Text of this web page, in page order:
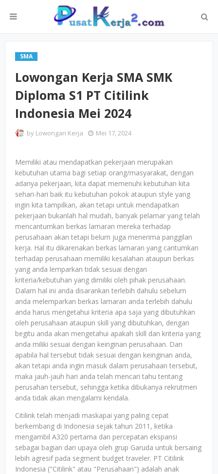
SMA
Lowongan Kerja SMA SMK
Diploma S1 PT Citilink
Indonesia Mei 2024
by Lowongan Kerja Mei 17, 2024
Memiliki atau mendapatkan pekerjaan merupakan
kebutuhan utama bagi setiap orang/masyarakat, dengan
adanya pekerjaan, kita dapat memenuhi kebutuhan kita
sehari-hari baik itu kebutuhan pokok ataupun style yang
ingin kita tampilkan, akan tetapi untuk mendapatkan
pekerjaan bukanlah hal mudah, banyak pelamar yang telah
mencantumkan berkas lamaran mereka terhadap
perusahaan akan tetapi belum juga menerima panggilan
kerja. Hal itu dikarenakan berkas lamaran yang cantumkan
terhadap perusahaan memiliki kesalahan ataupun berkas
yang anda lemparkan tidak sesuai dengan
kriteria/kebutuhan yang dimiliki oleh pihak perusahaan.
Dalam hal ini anda disarankan terlebih dahulu sebelum
anda melemparkan berkas lamaran anda terlebih dahulu
anda harus mengetahui kriteria apa saja yang dibutuhkan
oleh perusahaan ataupun skill yang dibutuhkan, dengan
begitu anda akan mengetahui apakah skill dan kriteria yang
anda miliki sesuai dengan keinginan perusahaan. Dan
apabila hal tersebut tidak sesuai dengan keinginan anda,
akan tetapi anda ingin masuk dalam perusahaan tersebut,
maka jauh-jauh hari anda telah mencari tahu tentang
perusahan tersebut, sehingga ketika dibukanya rekrutmen
anda tidak akan mengalami kendala.
Citilink telah menjadi maskapai yang paling cepat
berkembang di Indonesia sejak tahun 2011, ketika
mengambil A320 pertama dan percepatan ekspansi
sebagai bagian dari upaya oleh grup Garuda untuk bersaing
lebih agresif pada segment budget traveler. PT Citilink
Indonesia ("Citilink" atau "Perusahaan") adalah anak